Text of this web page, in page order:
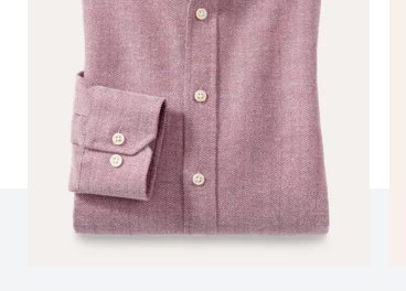
Seite 1 geladen. Zeige Produkte 1 bis 12 von 12.